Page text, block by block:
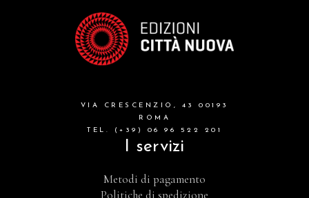
VIA CRESCENZIO, 43 00193
ROMA
TEL. (+39) 06 96 522 201
I servizi
Metodi di pagamento